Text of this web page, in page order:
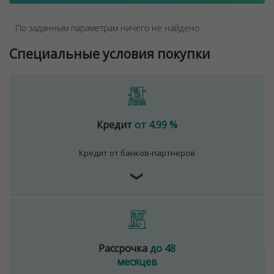
По заданным параметрам ничего не найдено
Специальные условия покупки
Кредит от 4.99 %
Кредит от банков-партнеров
❯
Рассрочкадо 48
месяцев